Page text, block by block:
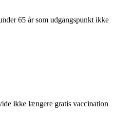
65 år som udgangspunkt ikke
ikke længere gratis vaccination